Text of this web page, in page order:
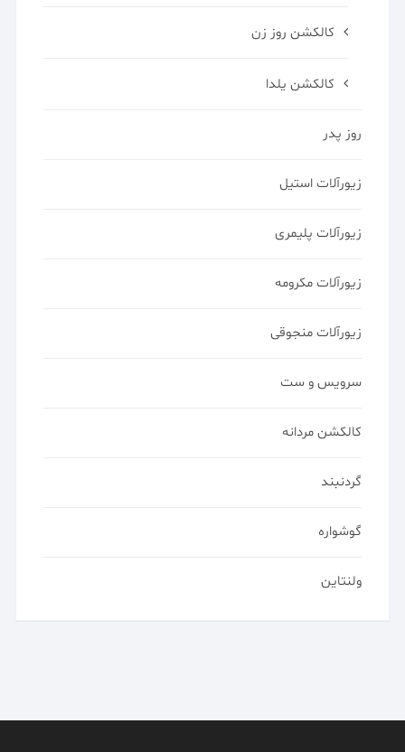
کالکشن روز زن
کالکشن یلدا
روز پدر
زیورآلات استیل
زیورآلات پلیمری
زیورآلات مکرومه
زیورآلات منجوقی
سرویس و ست
کالکشن مردانه
گردنبند
گوشواره
ولنتاین